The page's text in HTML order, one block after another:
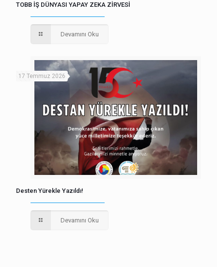
TOBB İŞ DÜNYASI YAPAY ZEKA ZİRVESİ
Devamını Oku
17 Temmuz 2026
Desten Yürekle Yazıldı!
Devamını Oku